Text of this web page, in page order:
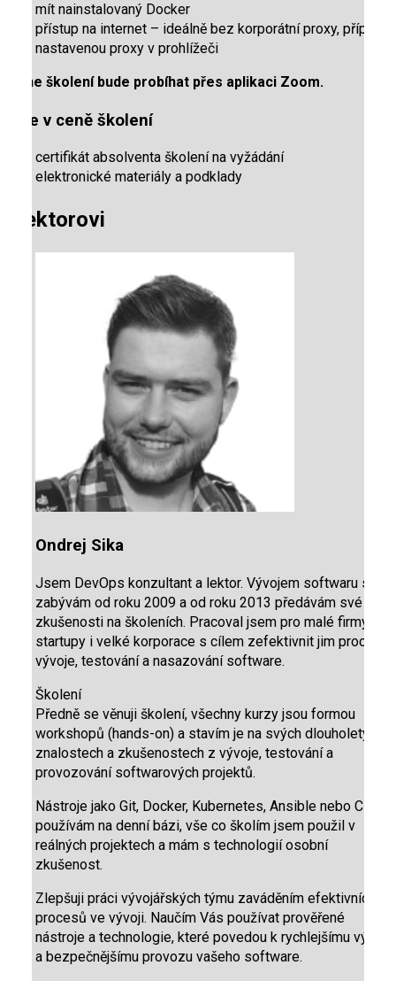
mít nainstalovaný Docker
přístup na internet – ideálně bez korporátní proxy, případně
nastavenou proxy v prohlížeči
Online školení bude probíhat přes aplikaci Zoom.
Co je v ceně školení
certifikát absolventa školení na vyžádání
elektronické materiály a podklady
O lektorovi
Ondrej Sika
Jsem DevOps konzultant a lektor. Vývojem softwaru se
zabývám od roku 2009 a od roku 2013 předávám své
zkušenosti na školeních. Pracoval jsem pro malé firmy,
startupy i velké korporace s cílem zefektivnit jim proces
vývoje, testování a nasazování software.
Školení
Předně se věnuji školení, všechny kurzy jsou formou
workshopů (hands-on) a stavím je na svých dlouholetých
znalostech a zkušenostech z vývoje, testování a
provozování softwarových projektů.
Nástroje jako Git, Docker, Kubernetes, Ansible nebo CI
používám na denní bázi, vše co školím jsem použil v
reálných projektech a mám s technologií osobní
zkušenost.
Zlepšuji práci vývojářských týmu zaváděním efektivních
procesů ve vývoji. Naučím Vás používat prověřené
nástroje a technologie, které povedou k rychlejšímu vývoji
a bezpečnějšímu provozu vašeho software.